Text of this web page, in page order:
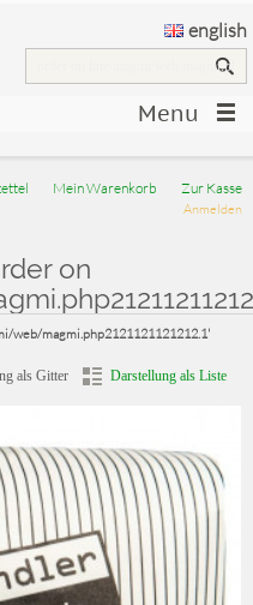
english
Menu
Mein Warenkorb Zur Kasse
Anmelden
on
web/magmi.php2121121121212.1'
als Gitter Darstellung als Liste